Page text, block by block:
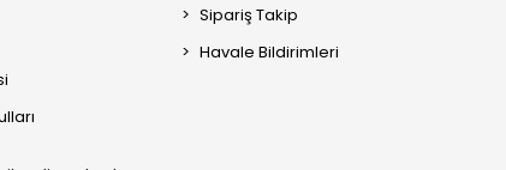
Sipariş Takip
Havale Bildirimleri